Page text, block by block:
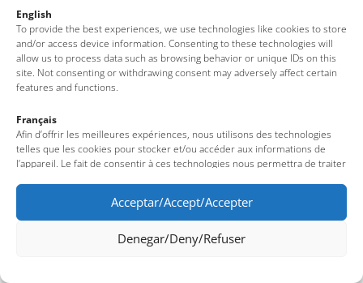
English
To provide the best experiences, we use technologies like cookies to store
and/or access device information. Consenting to these technologies will
allow us to process data such as browsing behavior or unique IDs on this
site. Not consenting or withdrawing consent may adversely affect certain
features and functions.
Français
Afin d’offrir les meilleures expériences, nous utilisons des technologies
telles que les cookies pour stocker et/ou accéder aux informations de
l’appareil. Le fait de consentir à ces technologies nous permettra de traiter
uniques sur ce site. Le fait de ne pas consentir ou de retirer son
consentement peut avoir un effet négatif sur certaines fonctionnalités et
caractéristiques du site.
Acceptar/Accept/Accepter
Denegar/Deny/Refuser